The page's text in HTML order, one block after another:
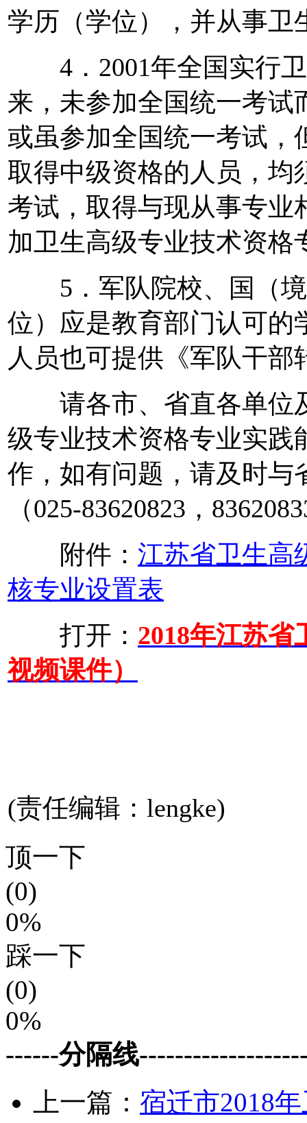
学历（学位），并从事卫
4．2001年全国实行卫
来，未参加全国统一考试
或虽参加全国统一考试，
取得中级资格的人员，均
考试，取得与现从事专业
加卫生高级专业技术资格
5．军队院校、国（境
位）应是教育部门认可的
人员也可提供《军队干
请各市、省直各单位
级专业技术资格专业实践
作，如有问题，请及时与
（025-83620823，
附件： 江苏省卫生高
核专业设置表
打开： 2018年江苏
视频课件）
(责任编辑：lengke)
顶一下
(0)
0%
踩一下
(0)
0%
------分隔线
上一篇： 宿迁市2018